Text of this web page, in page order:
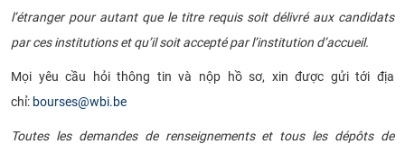
l’étranger pour autant que le titre requis soit délivré aux candidats
par ces institutions et qu’il soit accepté par l’institution d’accueil.
Mọi yêu cầu hỏi thông tin và nộp hồ sơ, xin được gửi tới địa
chỉ: bourses@wbi.be
Toutes les demandes de renseignements et tous les dépôts de